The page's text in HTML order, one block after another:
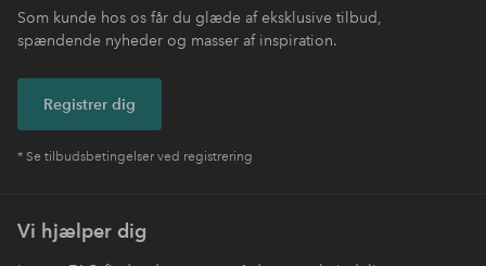
Som kunde hos os får du glæde af eksklusive tilbud,
spændende nyheder og masser af inspiration.
Registrer dig
* Se tilbudsbetingelser ved registrering
Vi hjælper dig